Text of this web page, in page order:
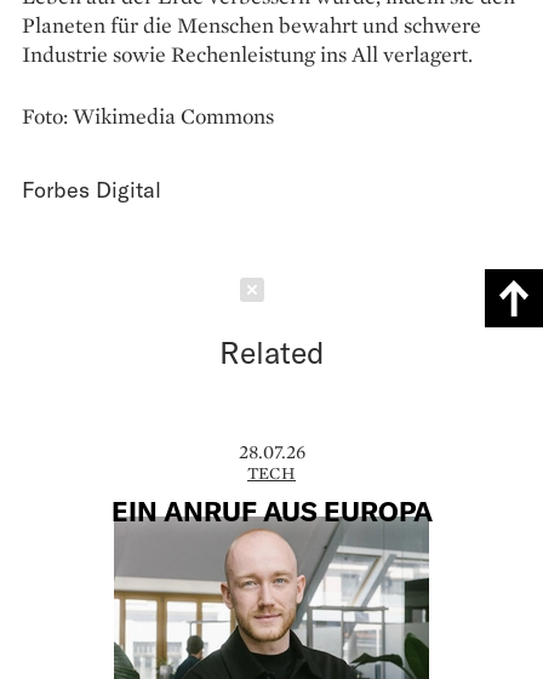
Planeten für die Menschen bewahrt und schwere
Industrie sowie Rechenleistung ins All verlagert.
Foto: Wikimedia Commons
Forbes Digital
Related
28.07.26
TECH
EIN ANRUF AUS EUROPA